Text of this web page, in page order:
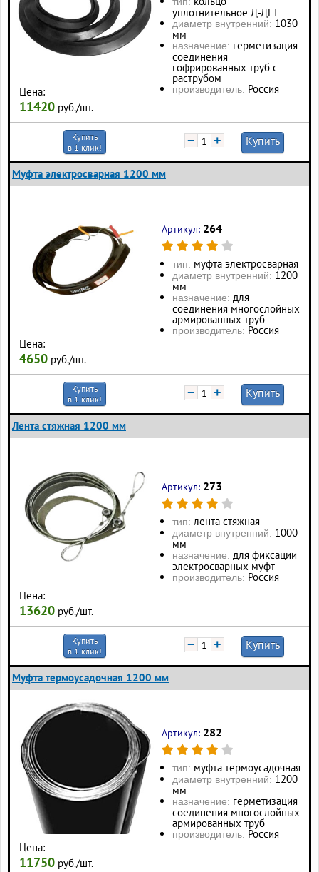
Цена:
11420 руб./шт.
уплотнительное Д-ДГТ
диаметр внутренний: 1030
мм
назначение: герметизация
соединения
гофрированных труб с
раструбом
производитель: Россия
Купить
в 1 клик!
− + Купить
Муфта электросварная 1200 мм
Цена:
4650 руб./шт.
Артикул: 264
тип: муфта электросварная
диаметр внутренний: 1200
мм
назначение: для
соединения многослойных
армированных труб
производитель: Россия
Купить
в 1 клик!
− + Купить
Лента стяжная 1200 мм
Цена:
13620 руб./шт.
Артикул: 273
тип: лента стяжная
диаметр внутренний: 1000
мм
назначение: для фиксации
электросварных муфт
производитель: Россия
Купить
в 1 клик!
− + Купить
Муфта термоусадочная 1200 мм
Цена:
11750 руб./шт.
Артикул: 282
тип: муфта термоусадочная
диаметр внутренний: 1200
мм
назначение: герметизация
соединения многослойных
армированных труб
производитель: Россия